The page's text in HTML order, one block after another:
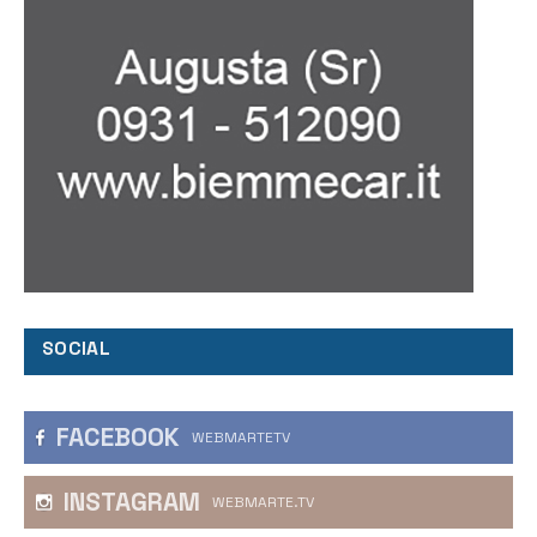
SOCIAL
FACEBOOK WEBMARTETV
INSTAGRAM WEBMARTE.TV